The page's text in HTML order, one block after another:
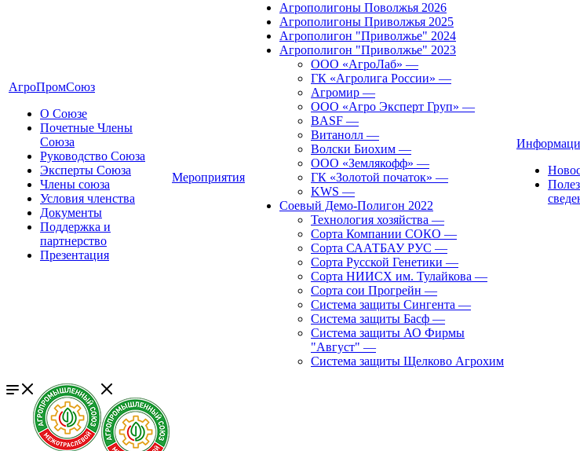
АгроПромСоюз
О Союзе
Почетные Члены
Союза
Руководство Союза
Эксперты Союза
Члены союза
Условия членства
Документы
Поддержка и
партнерство
Презентация
Мероприятия
Агрополигоны Поволжья 2026
Агрополигоны Приволжья 2025
Агрополигон "Приволжье" 2024
Агрополигон "Приволжье" 2023
ООО «АгроЛаб» —
ГК «Агролига России» —
Агромир —
ООО «Агро Эксперт Груп» —
BASF —
Витанолл —
Волски Биохим —
ООО «Землякофф» —
ГК «Золотой початок» —
KWS —
Соевый Демо-Полигон 2022
Технология хозяйства —
Сорта Компании СОКО —
Сорта СААТБАУ РУС —
Сорта Русской Генетики —
Сорта НИИСХ им. Тулайкова —
Сорта сои Прогрейн —
Система защиты Сингента —
Система защиты Басф —
Система защиты АО Фирмы
"Август" —
Система защиты Щелково Агрохим